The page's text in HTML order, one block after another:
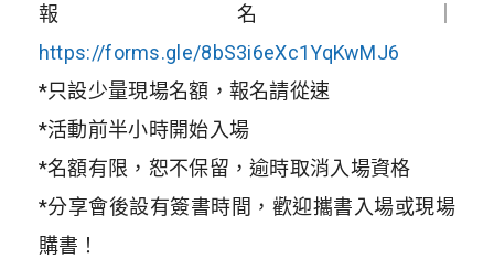
報名｜
https://forms.gle/8bS3i6eXc1YqKwMJ6
*只設少量現場名額，報名請從速
*活動前半小時開始入場
*名額有限，恕不保留，逾時取消入場資格
*分享會後設有簽書時間，歡迎攜書入場或現場
購書！